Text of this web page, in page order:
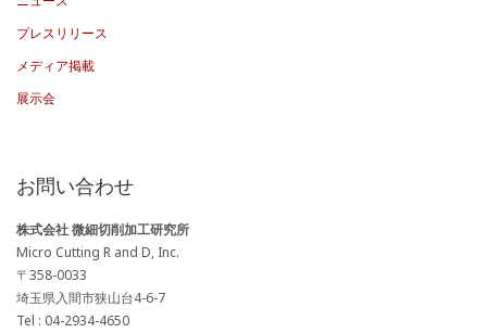
プレスリリース
メディア掲載
展示会
お問い合わせ
株式会社 微細切削加工研究所
Micro Cutting R and D, Inc.
〒358-0033
埼玉県入間市狭山台4-6-7
Tel : 04-2934-4650